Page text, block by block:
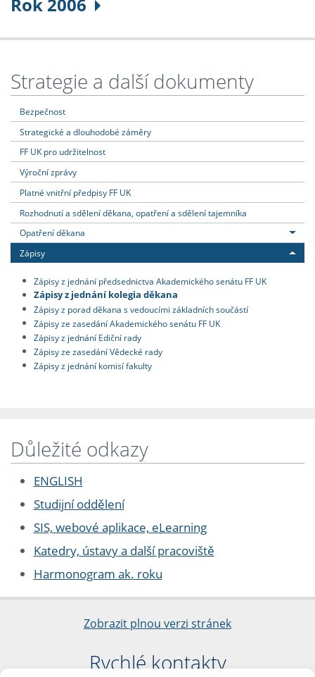
Strategie a další dokumenty
Bezpečnost
Strategické a dlouhodobé záměry
FF UK pro udržitelnost
Výroční zprávy
Platné vnitřní předpisy FF UK
Rozhodnutí a sdělení děkana, opatření a sdělení tajemníka
Opatření děkana
Zápisy
Zápisy z jednání předsednictva Akademického senátu FF UK
Zápisy z jednání kolegia děkana
Zápisy z porad děkana s vedoucími základních součástí
Zápisy ze zasedání Akademického senátu FF UK
Zápisy z jednání Ediční rady
Zápisy ze zasedání Vědecké rady
Zápisy z jednání komisí fakulty
Důležité odkazy
ENGLISH
Studijní oddělení
SIS, webové aplikace, eLearning
Katedry, ústavy a další pracoviště
Harmonogram ak. roku
Zobrazit plnou verzi stránek
Rychlé kontakty